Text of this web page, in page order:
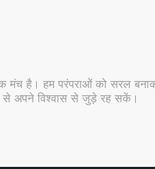
मंच है। हम परंपराओं को सरल
से अपने विश्वास से जुड़े रह सकें।